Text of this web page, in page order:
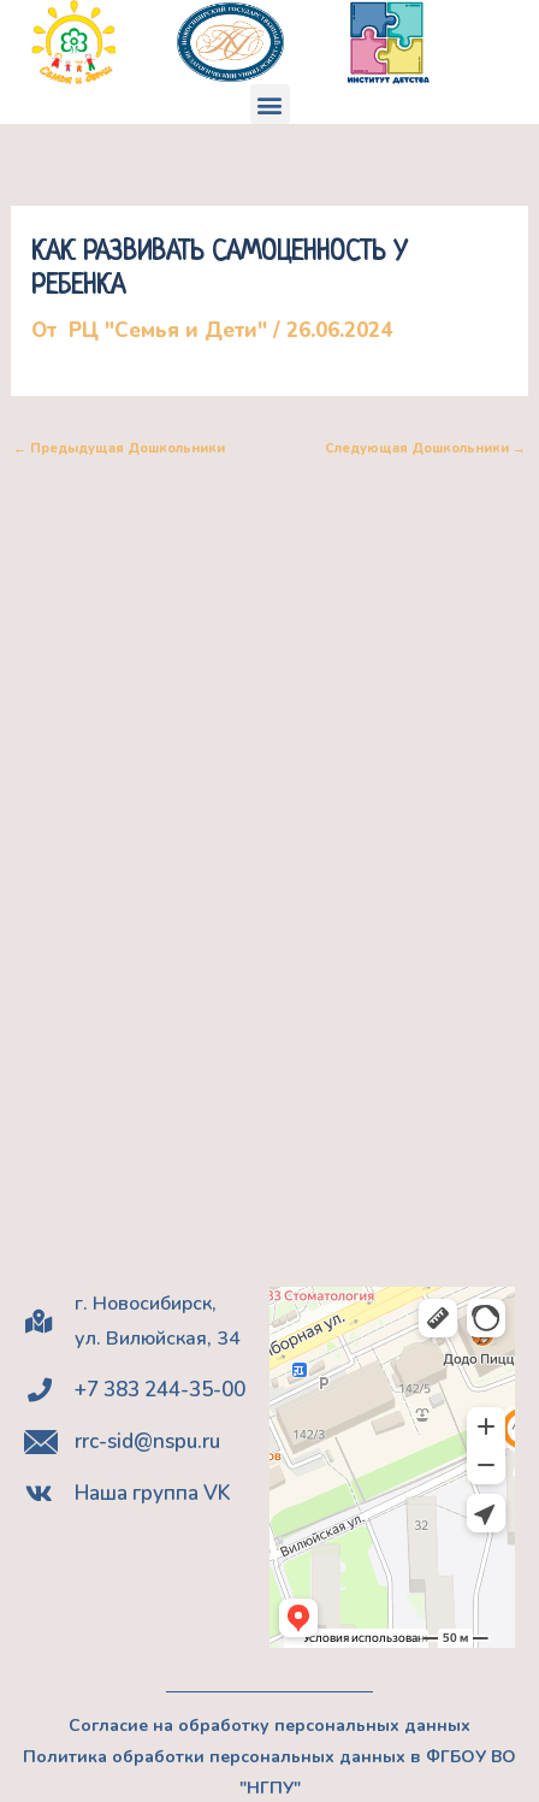
Перейти
содержимому
Меню
КАК РАЗВИВАТЬ САМОЦЕННОСТЬ У
РЕБЕНКА
От РЦ "Семья и Дети"/26.06.2024
← Предыдущая Дошкольники Следующая Дошкольники →
г. Новосибирск,
ул. Вилюйская, 34
+7 383 244-35-00
rrc-sid@nspu.ru
Наша группа VK
Согласие на обработку персональных данных
Политика обработки персональных данных в ФГБОУ ВО
"НГПУ"